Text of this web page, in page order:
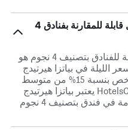
هل الأسعار في بياتزا هيرتيدج هوتل قابلة للمقارنة بفنادق 4
في سبليت، يبلغ متوسط ​​سعر الليلة للفنادق بتصنيف 4 نجوم هو
الليلة في بياتزا هيرتيدج
هوتل حوالي 1,442 ﷼ وهو سعر أرخص بنسبة 15% من متوسط
الأسعار في المدينة. في HotelsCombined يعتبر بياتزا هيرتيدج
هوتل صفقة جيدة إذا كنت تود الإقامة في فندق بتصنيف 4 نجوم